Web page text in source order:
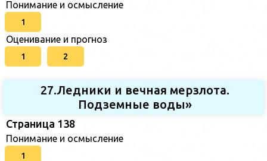
Понимание и осмысление
1
Оценивание и прогноз
1 2
27.Ледники и вечная мерзлота.
Подземные воды»
Страница 138
Понимание и осмысление
1